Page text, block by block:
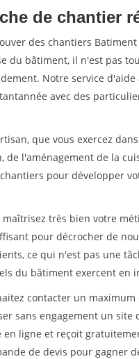
de chantier
des chantiers
du bâtiment, il n'est pas
Notre service
avec des
que vous exercez
de l'aménagement de la
pour développer
maîtrisez très bien votre
pour décrocher de
ce qui n'est pas une
du bâtiment exercent en
contacter un
sans engagement un
en ligne et reçoit
de devis pour gagner